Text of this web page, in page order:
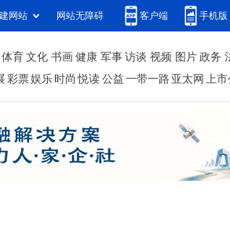
网站 网站无障碍 客户端 手机版
体育 文化 书画 健康 军事 访谈 视频 图片 政务
彩票娱乐 时尚 悦读 公益 一带一路 亚太网 上